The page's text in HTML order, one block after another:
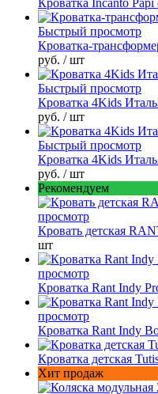
Кроватка Incanto
Быстрый просмотр
Кроватка-
руб. / шт
Быстрый просмотр
Кроватка 4Kids
руб. / шт
Быстрый просмотр
Кроватка 4Kids
руб. / шт
Рекомендуем
просмотр
Кровать детская
шт
просмотр
Кроватка Rant Indy
просмотр
Кроватка Rant Indy
Кроватка детская
Хит продаж